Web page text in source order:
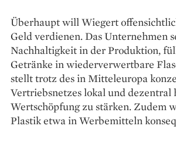
Überhaupt will Wiegert
Geld verdienen. Das Unternehmen
Nachhaltigkeit in der Produktion,
Getränke in wiederverwertbare
stellt trotz des in Mitteleuropa
Vertriebsnetzes lokal und dezentral
Wertschöpfung zu stärken. Zudem
Plastik etwa in Werbemitteln